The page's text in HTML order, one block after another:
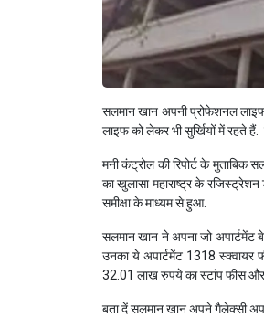
सलमान खान अपनी प्रोफेशनल लाइफ
लाइफ को लेकर भी सुर्खियों में रहते
मनी कंट्रोल की रिपोर्ट के
का खुलासा महाराष्ट्र के
समीक्षा के माध्यम से हुआ.
सलमान खान ने अपना जो अपार्टमेंट
उनका ये अपार्टमेंट 1318 स्क्वायर
32.01 लाख रुपये का स्टांप फीस
बता दें सलमान खान अपने गैलेक्सी